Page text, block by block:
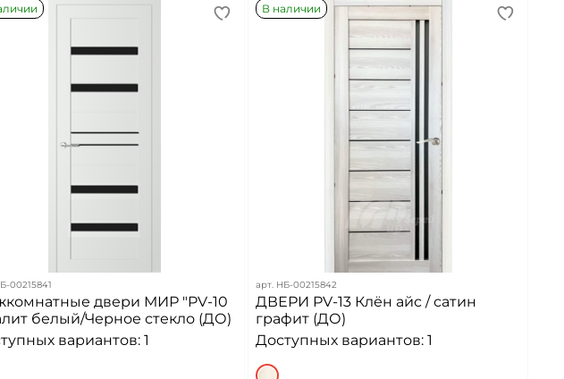
00215841
двери МИР "PV-10
белый/Черное стекло (ДО)
вариантов: 1
В наличии
арт. НБ-00215842
ДВЕРИ PV-13 Клён айс / сатин
графит (ДО)
Доступных вариантов: 1